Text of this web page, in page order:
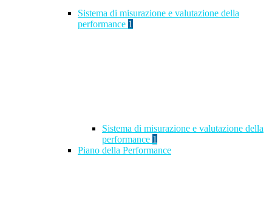
Sistema di misurazione e valutazione della
performance 1
Sistema di misurazione e valutazione della
performance 1
Piano della Performance